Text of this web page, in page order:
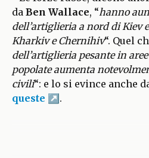
da Ben Wallace, “hanno
dell’artiglieria a nord di Kiev
Kharkiv e Chernihiv“. Quel
dell’artiglieria pesante in
popolate aumenta
civili“: e lo si evince anche
queste
.